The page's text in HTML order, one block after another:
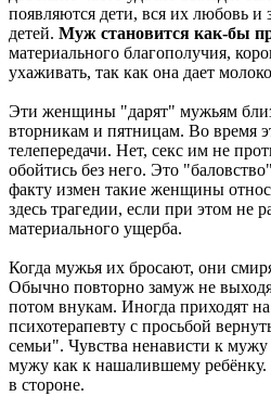
появляются дети, вся их любовь и
детей. Муж становится как-бы
материального благополучия,
ухаживать, так как она дает
Эти женщины "дарят" мужьям
вторникам и пятницам. Во время
телепередачи. Нет, секс им не
обойтись без него. Это
факту измен такие женщины
здесь трагедии, если при этом не
материального ущерба.
Когда мужья их бросают, они
Обычно повторно замуж не
потом внукам. Иногда приходят
психотерапевту с просьбой
семьи". Чувства ненависти к
мужу как к нашалившему
в стороне.